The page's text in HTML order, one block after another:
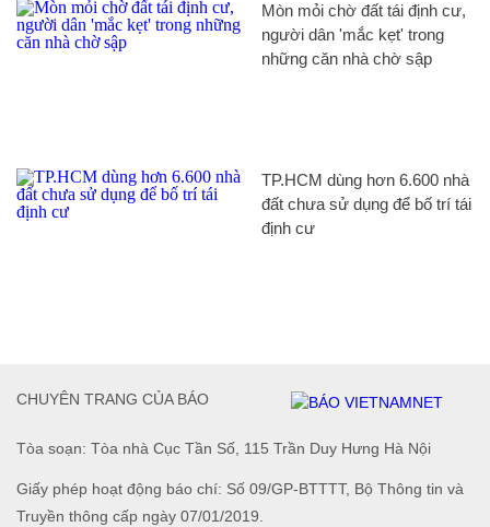
Mòn mỏi chờ đất tái định cư,
người dân 'mắc kẹt' trong
những căn nhà chờ sập
TP.HCM dùng hơn 6.600 nhà
đất chưa sử dụng để bố trí tái
định cư
Tòa soạn: Tòa nhà Cục Tần Số, 115 Trần Duy Hưng Hà Nội
Giấy phép hoạt động báo chí: Số 09/GP-BTTTT, Bộ Thông tin và
Truyền thông cấp ngày 07/01/2019.
CHUYÊN TRANG CỦA BÁO